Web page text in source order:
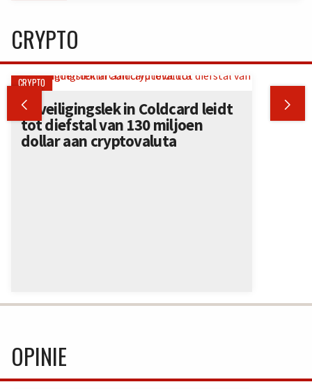
CRYPTO
 
CRYPTO
Beveiligingslek in Coldcard leidt
tot diefstal van 130 miljoen
dollar aan cryptovaluta
OPINIE